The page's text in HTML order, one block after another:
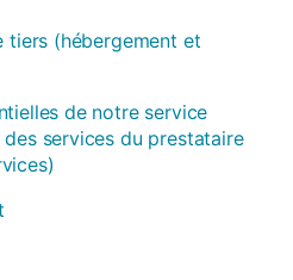
tiers (hébergement et
de notre service
services du prestataire